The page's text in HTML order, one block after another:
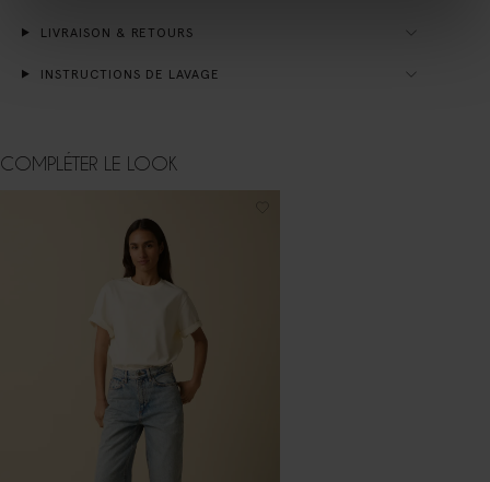
LIVRAISON & RETOURS
INSTRUCTIONS DE LAVAGE
COMPLÉTER LE LOOK